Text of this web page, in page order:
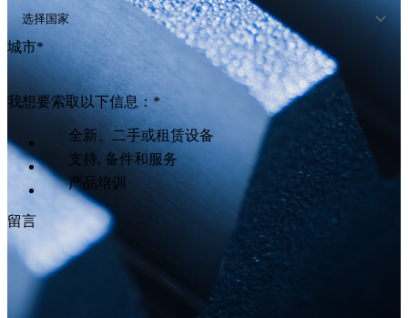
城市*
我想要索取以下信息： *
全新、二手或租赁设备
支持, 备件和服务
产品培训
留言